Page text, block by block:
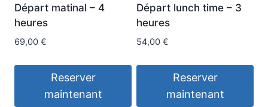
Départ matinal – 4
heures
69,00 €
Reserver
maintenant
Départ lunch time – 3
heures
54,00 €
Reserver
maintenant